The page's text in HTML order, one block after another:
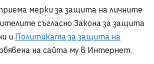
мерки за защита на личните
съгласно Закона за защита
и Политиката за защита на
на сайта му в Интернет.